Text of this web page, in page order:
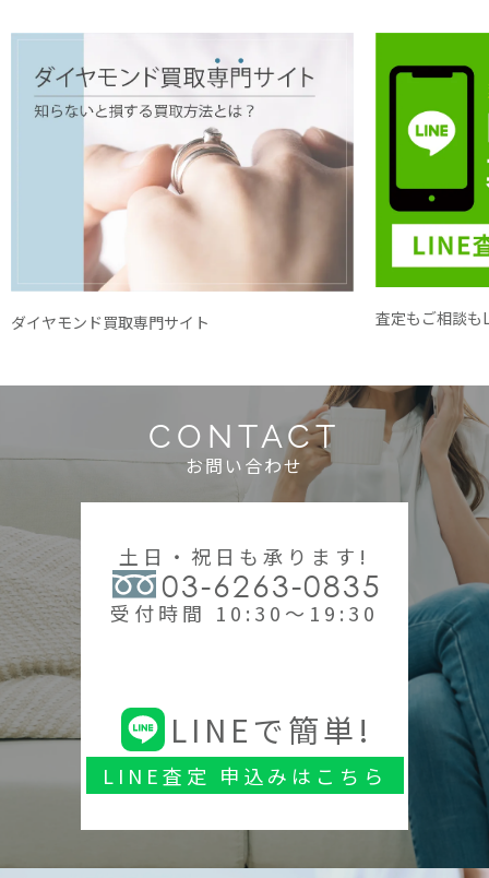
ダイヤモンド買取専門サイト 査定もご相談も
CONTACT
お問い合わせ
土日・祝日も承ります!
03-6263-0835
受付時間 10:30～19:30
LINEで簡単!
LINE査定 申込みはこちら